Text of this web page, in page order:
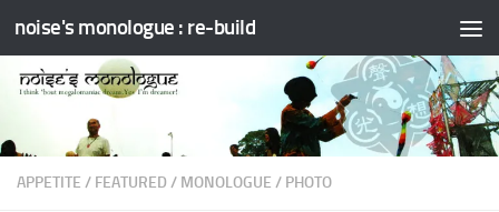
コンテンツへスキップ
noise's monologue : re-build
APPETITE / FEATURED / MONOLOGUE / PHOTO